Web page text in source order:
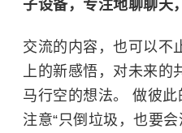
子设备，专注地聊聊天
交流的内容，也可以不
上的新感悟，对未来
马行空的想法。 做彼
注意“只倒垃圾，也要